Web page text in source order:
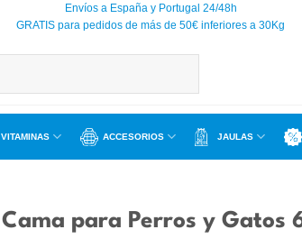
Envíos a España y Portugal 24/48h
GRATIS para pedidos de más de 50€ inferiores a 30Kg
VITAMINAS ACCESORIOS JAULAS
Cama para Perros y Gatos